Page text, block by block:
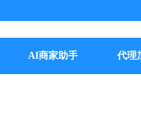
AI商家助手 代理